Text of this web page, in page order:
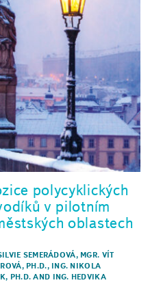
polycyklických
v pilotním
oblastech
SEMERÁDOVÁ, MGR. VÍT
PH.D., ING. NIKOLA
PH.D. AND ING. HEDVIKA